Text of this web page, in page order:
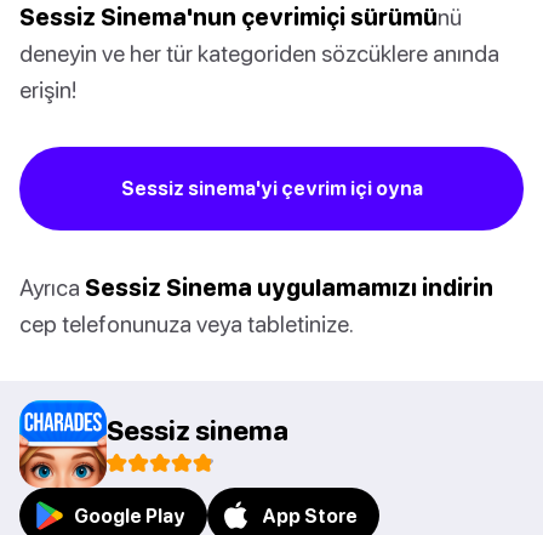
Sessiz Sinema'nun çevrimiçi sürümünü
deneyin ve her tür kategoriden sözcüklere anında
erişin!
Sessiz sinema'yi çevrim içi oyna
Ayrıca Sessiz Sinema uygulamamızı indirin
cep telefonunuza veya tabletinize.
Sessiz sinema
Google Play App Store